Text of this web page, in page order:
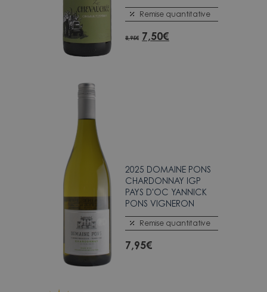
Remise quantitative
8,95€ 7,50€
2025 DOMAINE PONS
CHARDONNAY IGP
PAYS D'OC YANNICK
PONS VIGNERON
Remise quantitative
7,95€